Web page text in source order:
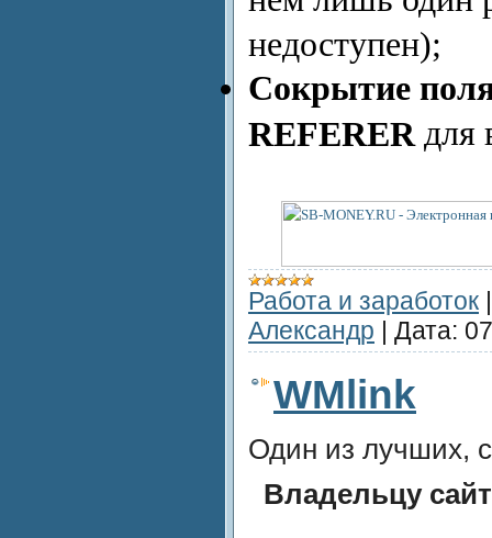
недоступен);
Сокрытие
REFERER для
Работа и заработок
Александр | Дата:
WMlink
Один из лучших,
Владельцу